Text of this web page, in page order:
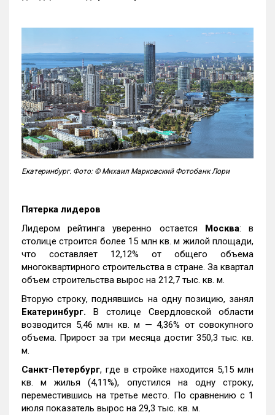
Екатеринбург. Фото: © Михаил Марковский Фотобанк Лори
Пятерка лидеров
Лидером рейтинга уверенно остается Москва: в
столице строится более 15 млн кв. м жилой площади,
что составляет 12,12% от общего объема
многоквартирного строительства в стране. За квартал
объем строительства вырос на 212,7 тыс. кв. м.
Вторую строку, поднявшись на одну позицию, занял
Екатеринбург. В столице Свердловской области
возводится 5,46 млн кв. м — 4,36% от совокупного
объема. Прирост за три месяца достиг 350,3 тыс. кв.
м.
Санкт-Петербург, где в стройке находится 5,15 млн
кв. м жилья (4,11%), опустился на одну строку,
переместившись на третье место. По сравнению с 1
июля показатель вырос на 29,3 тыс. кв. м.